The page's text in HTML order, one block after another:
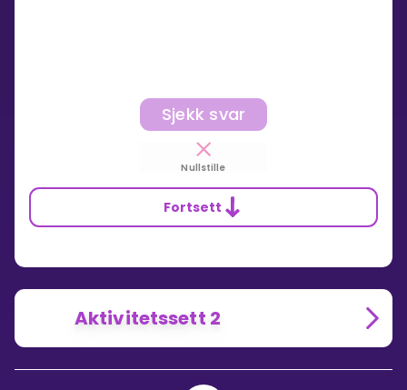
Sjekk svar
Nullstille
Fortsett
Aktivitetssett 2